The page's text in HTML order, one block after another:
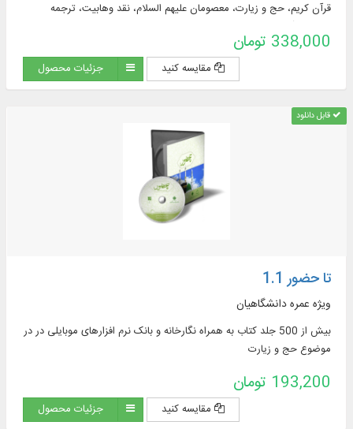
قرآن كریم، حج و زیارت، معصومان علیهم السلام، نقد وهابیت، ترجمه
338,000 تومان
مقایسه کنید جزئیات محصول
قابل دانلود
تا حضور 1.1
ویژه عمره دانشگاهیان
بیش از 500 جلد کتاب به همراه نگارخانه و بانک نرم افزارهای موبایلی در در
موضوع حج و زیارت
193,200 تومان
مقایسه کنید جزئیات محصول